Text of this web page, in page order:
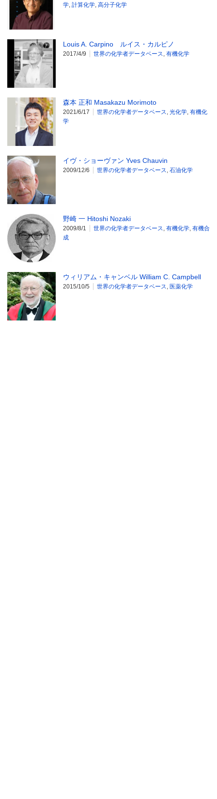
学 計算化学 高分子化学
Louis A. Carpino ルイス・カルピノ
2017/4/9 世界の化学者データベース 有機化学
森本 正和 Masakazu Morimoto
2021/6/17 世界の化学者データベース 光化学 有機化
学
イヴ・ショーヴァン Yves Chauvin
2009/12/6 世界の化学者データベース 石油化学
野崎 一 Hitoshi Nozaki
2009/8/1 世界の化学者データベース 有機化学 有機合
成
ウィリアム・キャンベル William C. Campbell
2015/10/5 世界の化学者データベース 医薬化学